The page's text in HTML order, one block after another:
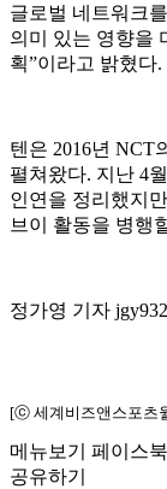
글로벌 네트워크
의미 있는 영향을
획”이라고 밝혔다.
텐은 2016년 NCT
펼쳐왔다. 지난 4
인연을 정리했지
브이 활동을 병행
정가영 기자
[ⓒ 세계비즈앤스포츠
메뉴보기 페이스
공유하기